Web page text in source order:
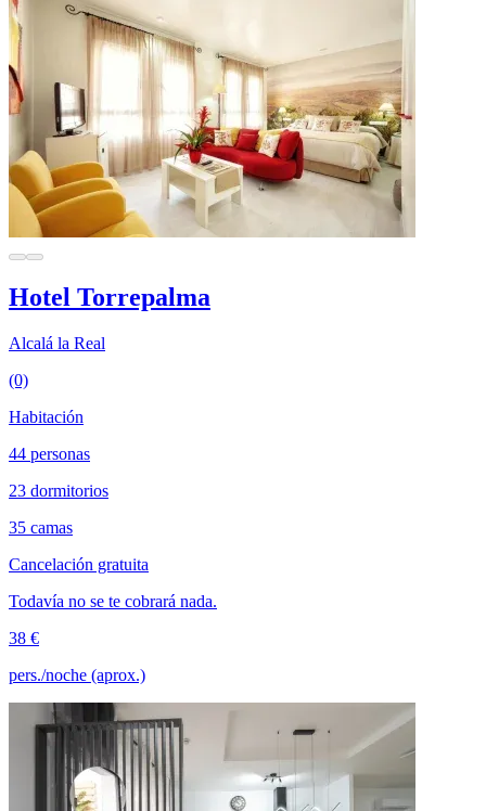
Hotel Torrepalma
Alcalá la Real
(0)
Habitación
44 personas
23 dormitorios
35 camas
Cancelación gratuita
Todavía no se te cobrará nada.
38 €
pers./noche (aprox.)